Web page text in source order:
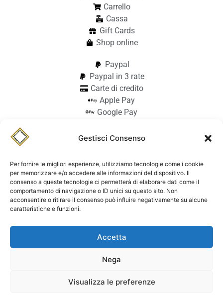
Gestisci Consenso
Per fornire le migliori esperienze, utilizziamo tecnologie come i cookie
per memorizzare e/o accedere alle informazioni del dispositivo. Il
consenso a queste tecnologie ci permetterà di elaborare dati come il
comportamento di navigazione o ID unici su questo sito. Non
acconsentire o ritirare il consenso può influire negativamente su alcune
caratteristiche e funzioni.
Accetta
Nega
Visualizza le preferenze
Carrello
Cassa
Gift Cards
Shop online
Paypal
Paypal in 3 rate
Carte di credito
Apple Pay
Google Pay
Pagamento alla consegna
StilmodeMaiocchi
© Stilmode Maiocchi 2026 | P.iva
01942740182
Termini e condizioni e coolie policy
Dichiarazione di accessibilità